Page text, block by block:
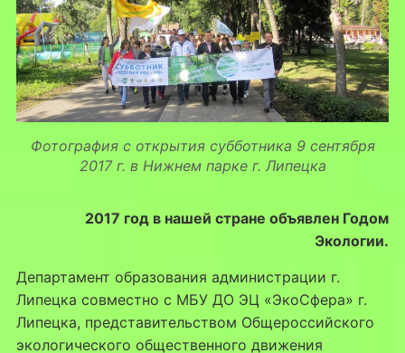
Фотография с открытия субботника 9 сентября
2017 г. в Нижнем парке г. Липецка
2017 год в нашей стране объявлен Годом
Экологии.
Департамент образования администрации г.
Липецка совместно с МБУ ДО ЭЦ «ЭкоСфера» г.
Липецка, представительством Общероссийского
экологического общественного движения